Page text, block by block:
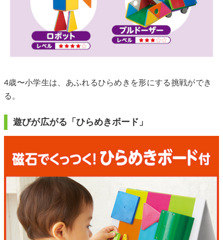
4歳〜小学生は、あふれるひらめきを形にする挑戦ができ
る。
遊びが広がる「ひらめきボード」